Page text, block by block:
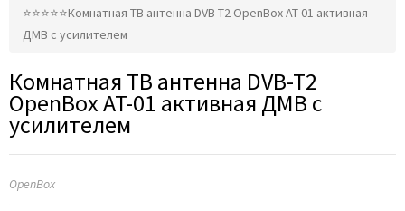
⭐️⭐️⭐️⭐️⭐️Комнатная ТВ антенна DVB-T2 OpenBox AT-­01 активная
ДМВ с усилителем
Комнатная ТВ антенна DVB-T2
OpenBox AT-­01 активная ДМВ с
усилителем
OpenBox